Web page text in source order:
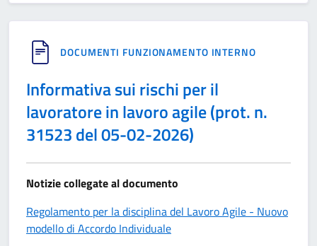
DOCUMENTI FUNZIONAMENTO INTERNO
Informativa sui rischi per il
lavoratore in lavoro agile (prot. n.
31523 del 05-02-2026)
Notizie collegate al documento
Regolamento per la disciplina del Lavoro Agile - Nuovo
modello di Accordo Individuale